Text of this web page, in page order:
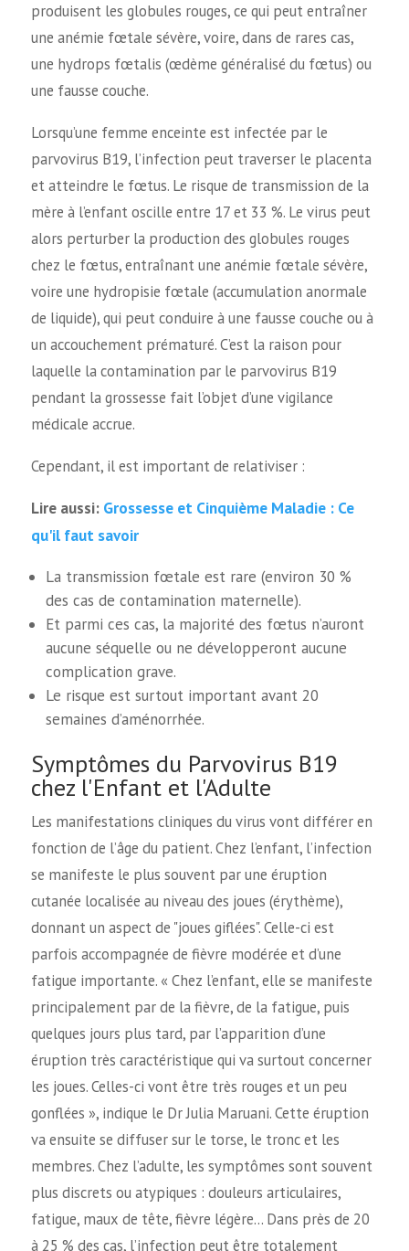
produisent les globules rouges, ce qui peut entraîner
une anémie fœtale sévère, voire, dans de rares cas,
une hydrops fœtalis (œdème généralisé du fœtus) ou
une fausse couche.
Lorsqu’une femme enceinte est infectée par le
parvovirus B19, l’infection peut traverser le placenta
et atteindre le fœtus. Le risque de transmission de la
mère à l’enfant oscille entre 17 et 33 %. Le virus peut
alors perturber la production des globules rouges
chez le fœtus, entraînant une anémie fœtale sévère,
voire une hydropisie fœtale (accumulation anormale
de liquide), qui peut conduire à une fausse couche ou à
un accouchement prématuré. C’est la raison pour
laquelle la contamination par le parvovirus B19
pendant la grossesse fait l’objet d’une vigilance
médicale accrue.
Cependant, il est important de relativiser :
Lire aussi: Grossesse et Cinquième Maladie : Ce
qu'il faut savoir
La transmission fœtale est rare (environ 30 %
des cas de contamination maternelle).
Et parmi ces cas, la majorité des fœtus n’auront
aucune séquelle ou ne développeront aucune
complication grave.
Le risque est surtout important avant 20
semaines d’aménorrhée.
Symptômes du Parvovirus B19
chez l'Enfant et l'Adulte
Les manifestations cliniques du virus vont différer en
fonction de l’âge du patient. Chez l’enfant, l’infection
se manifeste le plus souvent par une éruption
cutanée localisée au niveau des joues (érythème),
donnant un aspect de "joues giflées". Celle-ci est
parfois accompagnée de fièvre modérée et d’une
fatigue importante. « Chez l’enfant, elle se manifeste
principalement par de la fièvre, de la fatigue, puis
quelques jours plus tard, par l’apparition d’une
éruption très caractéristique qui va surtout concerner
les joues. Celles-ci vont être très rouges et un peu
gonflées », indique le Dr Julia Maruani. Cette éruption
va ensuite se diffuser sur le torse, le tronc et les
membres. Chez l’adulte, les symptômes sont souvent
plus discrets ou atypiques : douleurs articulaires,
fatigue, maux de tête, fièvre légère… Dans près de 20
à 25 % des cas, l’infection peut être totalement